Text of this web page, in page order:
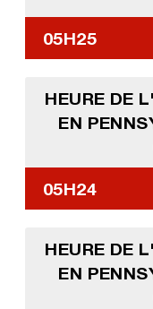
05H25
HEURE DE
EN
05H24
HEURE DE
EN